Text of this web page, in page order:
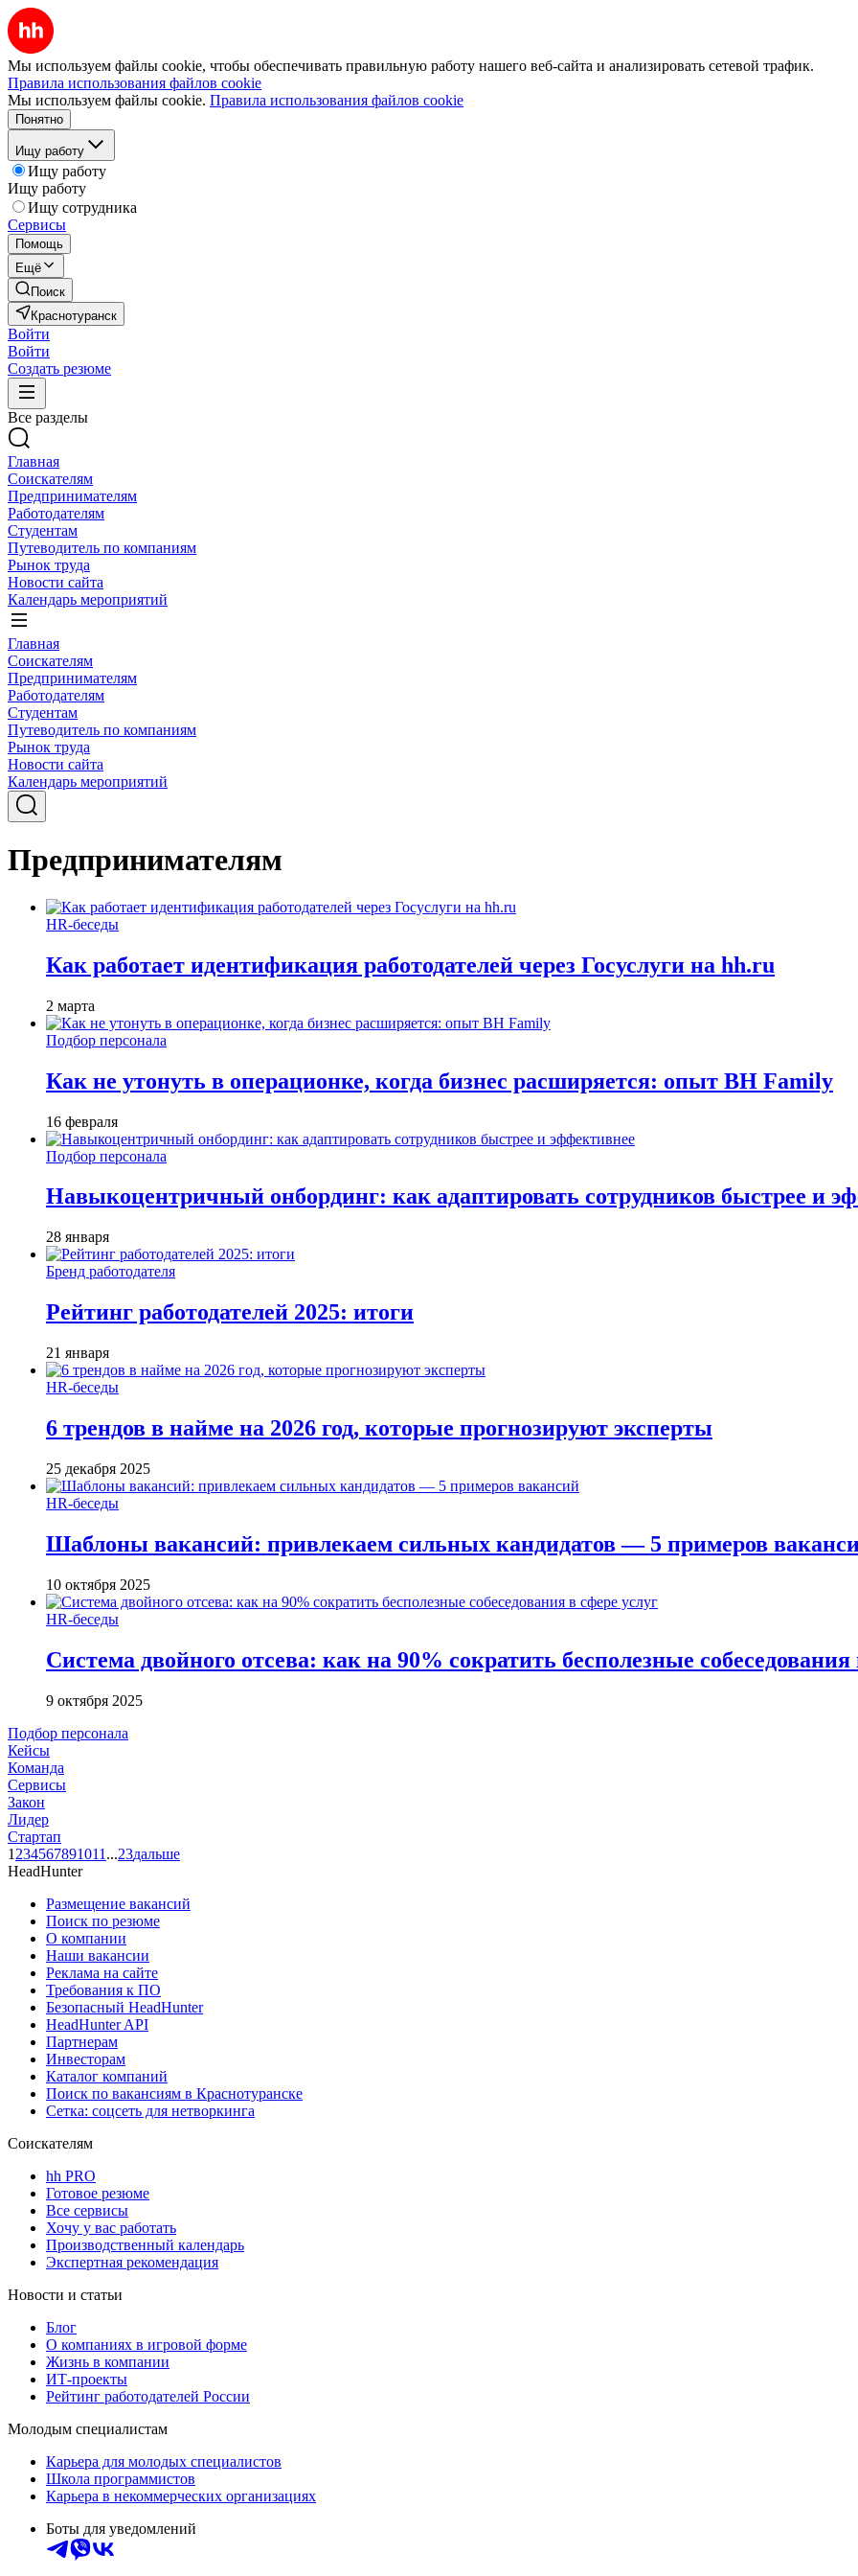
Мы используем файлы cookie, чтобы обеспечивать правильную работу нашего веб-сайта и анализировать сетевой трафик.
Правила использования файлов cookie
Мы используем файлы cookie. Правила использования файлов cookie
Понятно
Ищу работу
Ищу работу
Ищу работу
Ищу сотрудника
Сервисы
Помощь
Ещё
Поиск
Краснотуранск
Войти
Войти
Создать резюме
Все разделы
Главная
Соискателям
Предпринимателям
Работодателям
Студентам
Путеводитель по компаниям
Рынок труда
Новости сайта
Календарь мероприятий
Главная
Соискателям
Предпринимателям
Работодателям
Студентам
Путеводитель по компаниям
Рынок труда
Новости сайта
Календарь мероприятий
Предпринимателям
HR-беседы
Как работает идентификация работодателей через Госуслуги на hh.ru
2 марта
Подбор персонала
Как не утонуть в операционке, когда бизнес расширяется: опыт BH Family
16 февраля
Подбор персонала
Навыкоцентричный онбординг: как адаптировать сотрудников быстрее и
28 января
Бренд работодателя
Рейтинг работодателей 2025: итоги
21 января
HR-беседы
6 трендов в найме на 2026 год, которые прогнозируют эксперты
25 декабря 2025
HR-беседы
Шаблоны вакансий: привлекаем сильных кандидатов — 5 примеров
10 октября 2025
HR-беседы
Система двойного отсева: как на 90% сократить бесполезные собеседования
9 октября 2025
Подбор персонала
Кейсы
Команда
Сервисы
Закон
Лидер
Стартап
1 234567891011 ...23дальше
HeadHunter
Размещение вакансий
Поиск по резюме
О компании
Наши вакансии
Реклама на сайте
Требования к ПО
Безопасный HeadHunter
HeadHunter API
Партнерам
Инвесторам
Каталог компаний
Поиск по вакансиям в Краснотуранске
Сетка: соцсеть для нетворкинга
Соискателям
hh PRO
Готовое резюме
Все сервисы
Хочу у вас работать
Производственный календарь
Экспертная рекомендация
Новости и статьи
Блог
О компаниях в игровой форме
Жизнь в компании
ИТ-проекты
Рейтинг работодателей России
Молодым специалистам
Карьера для молодых специалистов
Школа программистов
Карьера в некоммерческих организациях
Боты для уведомлений